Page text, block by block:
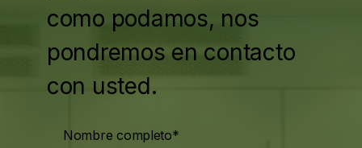
como podamos, nos
pondremos en contacto
con usted.
Nombre completo*